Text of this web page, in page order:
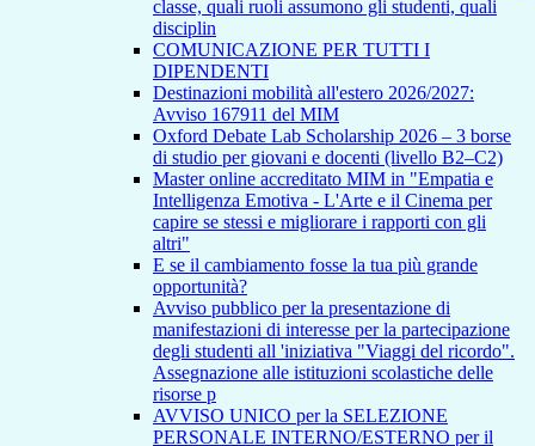
classe, quali ruoli assumono gli studenti, quali
disciplin
COMUNICAZIONE PER TUTTI I
DIPENDENTI
Destinazioni mobilità all'estero 2026/2027:
Avviso 167911 del MIM
Oxford Debate Lab Scholarship 2026 – 3 borse
di studio per giovani e docenti (livello B2–C2)
Master online accreditato MIM in "Empatia e
Intelligenza Emotiva - L'Arte e il Cinema per
capire se stessi e migliorare i rapporti con gli
altri"
E se il cambiamento fosse la tua più grande
opportunità?
Avviso pubblico per la presentazione di
manifestazioni di interesse per la partecipazione
degli studenti all 'iniziativa "Viaggi del ricordo".
Assegnazione alle istituzioni scolastiche delle
risorse p
AVVISO UNICO per la SELEZIONE
PERSONALE INTERNO/ESTERNO per il